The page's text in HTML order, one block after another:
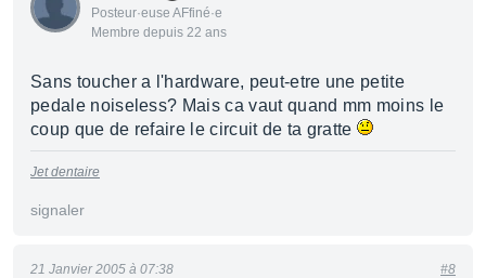
Posteur·euse AFfiné·e
Membre depuis 22 ans
Sans toucher a l'hardware, peut-etre une petite
pedale noiseless? Mais ca vaut quand mm moins le
coup que de refaire le circuit de ta gratte
Jet dentaire
signaler
21 Janvier 2005 à 07:38 #8